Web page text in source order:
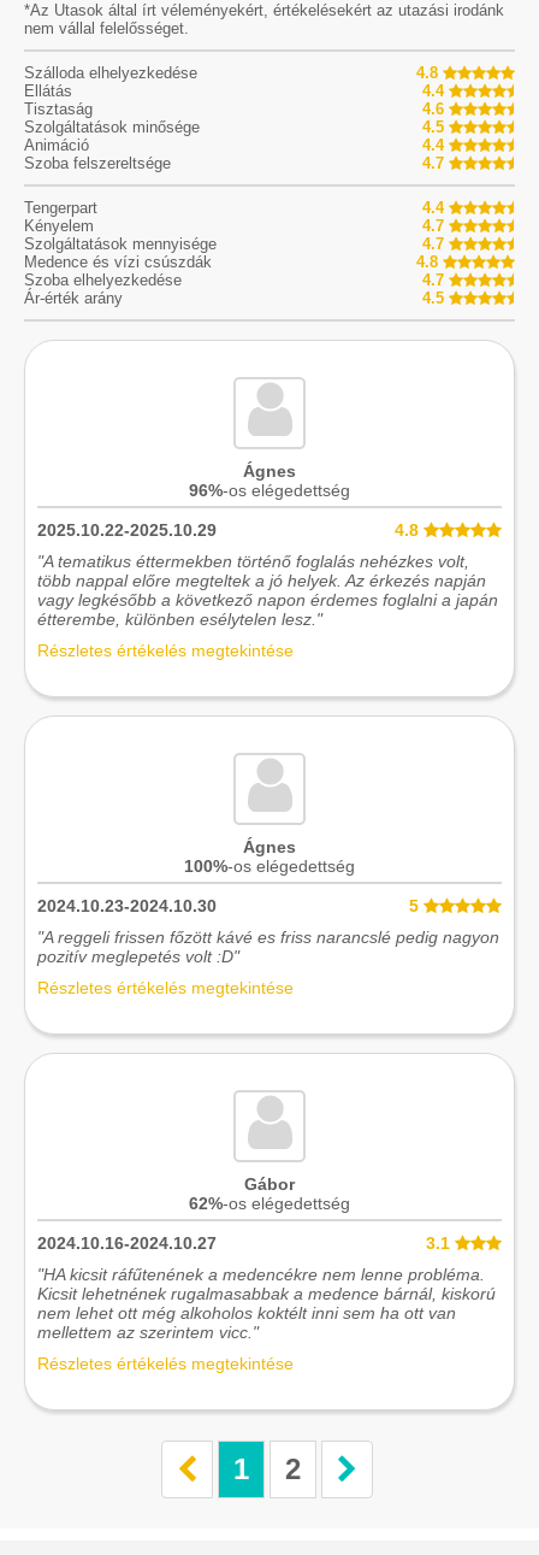
*Az Utasok által írt véleményekért, értékelésekért az utazási irodánk
nem vállal felelősséget.
Szálloda elhelyezkedése
4.8
Ellátás
4.4
Tisztaság
4.6
Szolgáltatások minősége
4.5
Animáció
4.4
Szoba felszereltsége
4.7
Tengerpart
4.4
Kényelem
4.7
Szolgáltatások mennyisége
4.7
Medence és vízi csúszdák
4.8
Szoba elhelyezkedése
4.7
Ár-érték arány
4.5
Ágnes
96%-os elégedettség
2025.10.22-2025.10.29
4.8
"A tematikus éttermekben történő foglalás nehézkes volt,
több nappal előre megteltek a jó helyek. Az érkezés napján
vagy legkésőbb a következő napon érdemes foglalni a japán
étterembe, különben esélytelen lesz."
Részletes értékelés megtekintése
Ágnes
100%-os elégedettség
2024.10.23-2024.10.30
5
"A reggeli frissen főzött kávé es friss narancslé pedig nagyon
pozitív meglepetés volt :D"
Részletes értékelés megtekintése
Gábor
62%-os elégedettség
2024.10.16-2024.10.27
3.1
"HA kicsit ráfűtenének a medencékre nem lenne probléma.
Kicsit lehetnének rugalmasabbak a medence bárnál, kiskorú
nem lehet ott még alkoholos koktélt inni sem ha ott van
mellettem az szerintem vicc."
Részletes értékelés megtekintése
1 2